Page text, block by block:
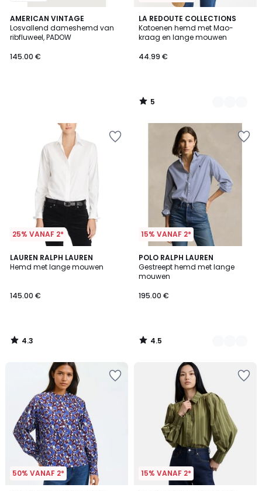
AMERICAN VINTAGE
Losvallend dameshemd van
ribfluweel, PADOW
145.00 €
LA REDOUTE COLLECTIONS
Katoenen hemd met Mao-
kraag en lange mouwen
44.99 €
5
/
5
2
Kleuren
5
/
25% VANAF 2*
LAUREN RALPH LAUREN
Hemd met lange mouwen
145.00 €
4.3
/ 5
4.3
/
15% VANAF 2*
POLO RALPH LAUREN
Gestreept hemd met lange
mouwen
195.00 €
4.5
/ 5
2
Kleuren
4.5
/
50% VANAF 2* 15% VANAF 2*